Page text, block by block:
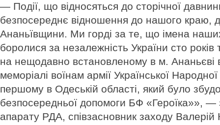
— Події, що відносяться до сторічної
безпосереднє відношення до нашого краю,
Ананьївщини. Ми горді за те, що імена наших
боролися за незалежність України сто
на нещодавно встановленому в м. Ананьєві
меморіалі воїнам армії Української
першому в Одеській області, який було
безпосередньої допомоги БФ «Героїка»», —
апарату РДА, співзасновник заходу